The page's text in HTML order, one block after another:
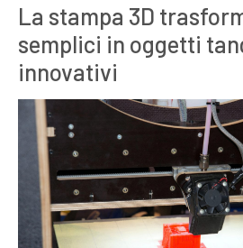
La stampa 3D
semplici in oggetti
innovativi